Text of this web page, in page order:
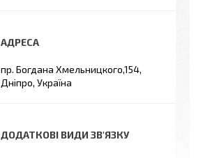
пр. Богдана Хмельницкого,154,
Дніпро, Україна